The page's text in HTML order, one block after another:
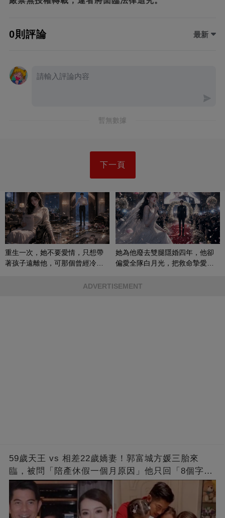
0則評論 最新
暫無數據
下一頁
重生一次，她不要愛情，只想帶
著孩子遠離他，可那個曾經冷漠
她為他廢去雙腿隱婚四年，他卻
偏愛全隊白月光，把救命摯愛當
ADVERTISEMENT
59歲天王 vs 相差22歲嬌妻！郭富城方媛三胎來
臨，被問「陪產休假一個月原因」他只回「8個字」
被贊爆